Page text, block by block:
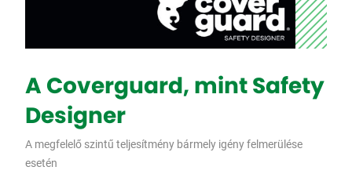
A Coverguard, mint Safety
Designer
A megfelelő szintű teljesítmény bármely igény felmerülése
esetén